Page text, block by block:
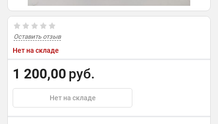
Оставить отзыв
Нет на складе
1 200,00 руб.
Нет на складе